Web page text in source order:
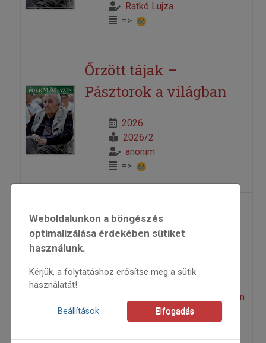
Ratkó Lujza
=>
Őrzött tájak –
Pásztorok a világban
2026
2026/2
anonim
=>
Szerencsének
Szerencséje
2026
Magyar Zoltán
Weboldalunkon a böngészés
optimalizálása érdekében sütiket
használunk.
Kérjük, a folytatáshoz erősítse meg a sütik
használatát!
Beállítások Elfogadás